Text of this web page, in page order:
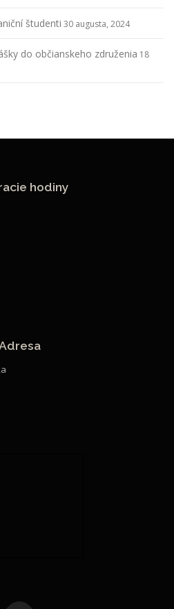
študenti 30 augusta, 2024
do občianskeho združenia 18
hodiny